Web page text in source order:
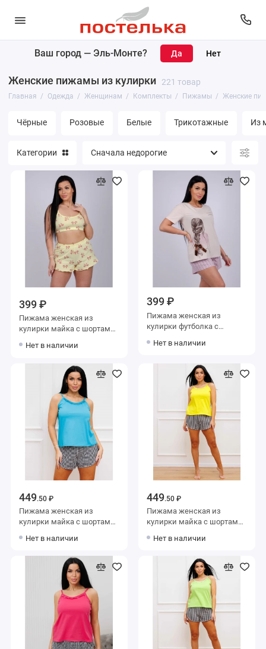
Ваш город — Эль-Монте?
Женские пижамы из кулирки 221 товар
Главная Одежда Женщинам Комплекты Пижамы Женские
Чёрные Розовые Белые Трикотажные Из
Мужчинам
Категории
399 ₽
Пижама женская из
кулирки майка с шортами
Нет в наличии
399 ₽
Пижама женская из
кулирки футболка с
Нет в наличии
449.50 ₽
Пижама женская из
кулирки майка с шортами
Нет в наличии
449.50 ₽
Пижама женская из
кулирки майка с шортами
Нет в наличии